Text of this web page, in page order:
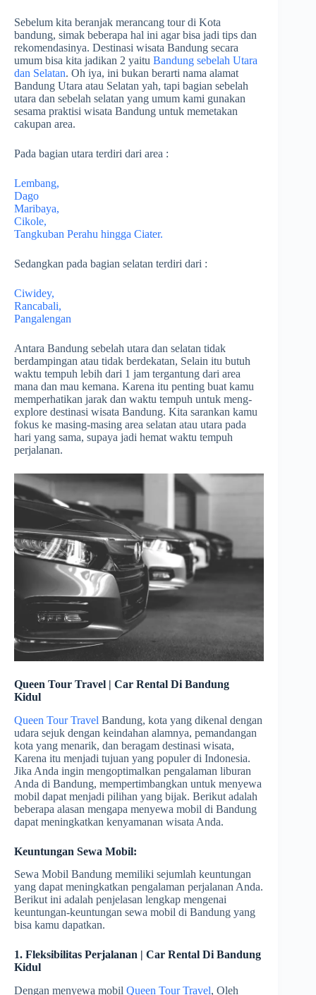
Sebelum kita beranjak merancang tour di Kota
bandung, simak beberapa hal ini agar bisa jadi tips dan
rekomendasinya. Destinasi wisata Bandung secara
umum bisa kita jadikan 2 yaitu Bandung sebelah Utara
dan Selatan. Oh iya, ini bukan berarti nama alamat
Bandung Utara atau Selatan yah, tapi bagian sebelah
utara dan sebelah selatan yang umum kami gunakan
sesama praktisi wisata Bandung untuk memetakan
cakupan area.
Pada bagian utara terdiri dari area :
Lembang,
Dago
Maribaya,
Cikole,
Tangkuban Perahu hingga Ciater.
Sedangkan pada bagian selatan terdiri dari :
Ciwidey,
Rancabali,
Pangalengan
Antara Bandung sebelah utara dan selatan tidak
berdampingan atau tidak berdekatan, Selain itu butuh
waktu tempuh lebih dari 1 jam tergantung dari area
mana dan mau kemana. Karena itu penting buat kamu
memperhatikan jarak dan waktu tempuh untuk meng-
explore destinasi wisata Bandung. Kita sarankan kamu
fokus ke masing-masing area selatan atau utara pada
hari yang sama, supaya jadi hemat waktu tempuh
perjalanan.
Queen Tour Travel | Car Rental Di Bandung
Kidul
Queen Tour Travel Bandung, kota yang dikenal dengan
udara sejuk dengan keindahan alamnya, pemandangan
kota yang menarik, dan beragam destinasi wisata,
Karena itu menjadi tujuan yang populer di Indonesia.
Jika Anda ingin mengoptimalkan pengalaman liburan
Anda di Bandung, mempertimbangkan untuk menyewa
mobil dapat menjadi pilihan yang bijak. Berikut adalah
beberapa alasan mengapa menyewa mobil di Bandung
dapat meningkatkan kenyamanan wisata Anda.
Keuntungan Sewa Mobil:
Sewa Mobil Bandung memiliki sejumlah keuntungan
yang dapat meningkatkan pengalaman perjalanan Anda.
Berikut ini adalah penjelasan lengkap mengenai
keuntungan-keuntungan sewa mobil di Bandung yang
bisa kamu dapatkan.
1. Fleksibilitas Perjalanan | Car Rental Di Bandung
Kidul
Dengan menyewa mobil Queen Tour Travel, Oleh